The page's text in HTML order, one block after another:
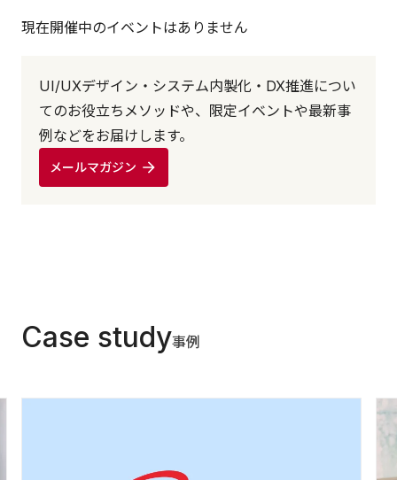
現在開催中のイベントはありません
UI/UXデザイン・システム内製化・DX推進につい
てのお役立ちメソッドや、限定イベントや最新事
例などをお届けします。
メールマガジン
Case study事例